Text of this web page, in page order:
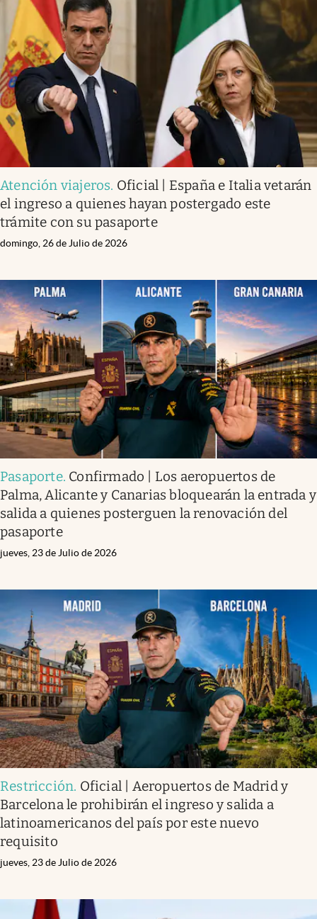
Atención viajeros. Oficial | España e Italia vetarán
el ingreso a quienes hayan postergado este
trámite con su pasaporte
domingo, 26 de Julio de 2026
Pasaporte. Confirmado | Los aeropuertos de
Palma, Alicante y Canarias bloquearán la entrada y
salida a quienes posterguen la renovación del
pasaporte
jueves, 23 de Julio de 2026
Restricción. Oficial | Aeropuertos de Madrid y
Barcelona le prohibirán el ingreso y salida a
latinoamericanos del país por este nuevo
requisito
jueves, 23 de Julio de 2026